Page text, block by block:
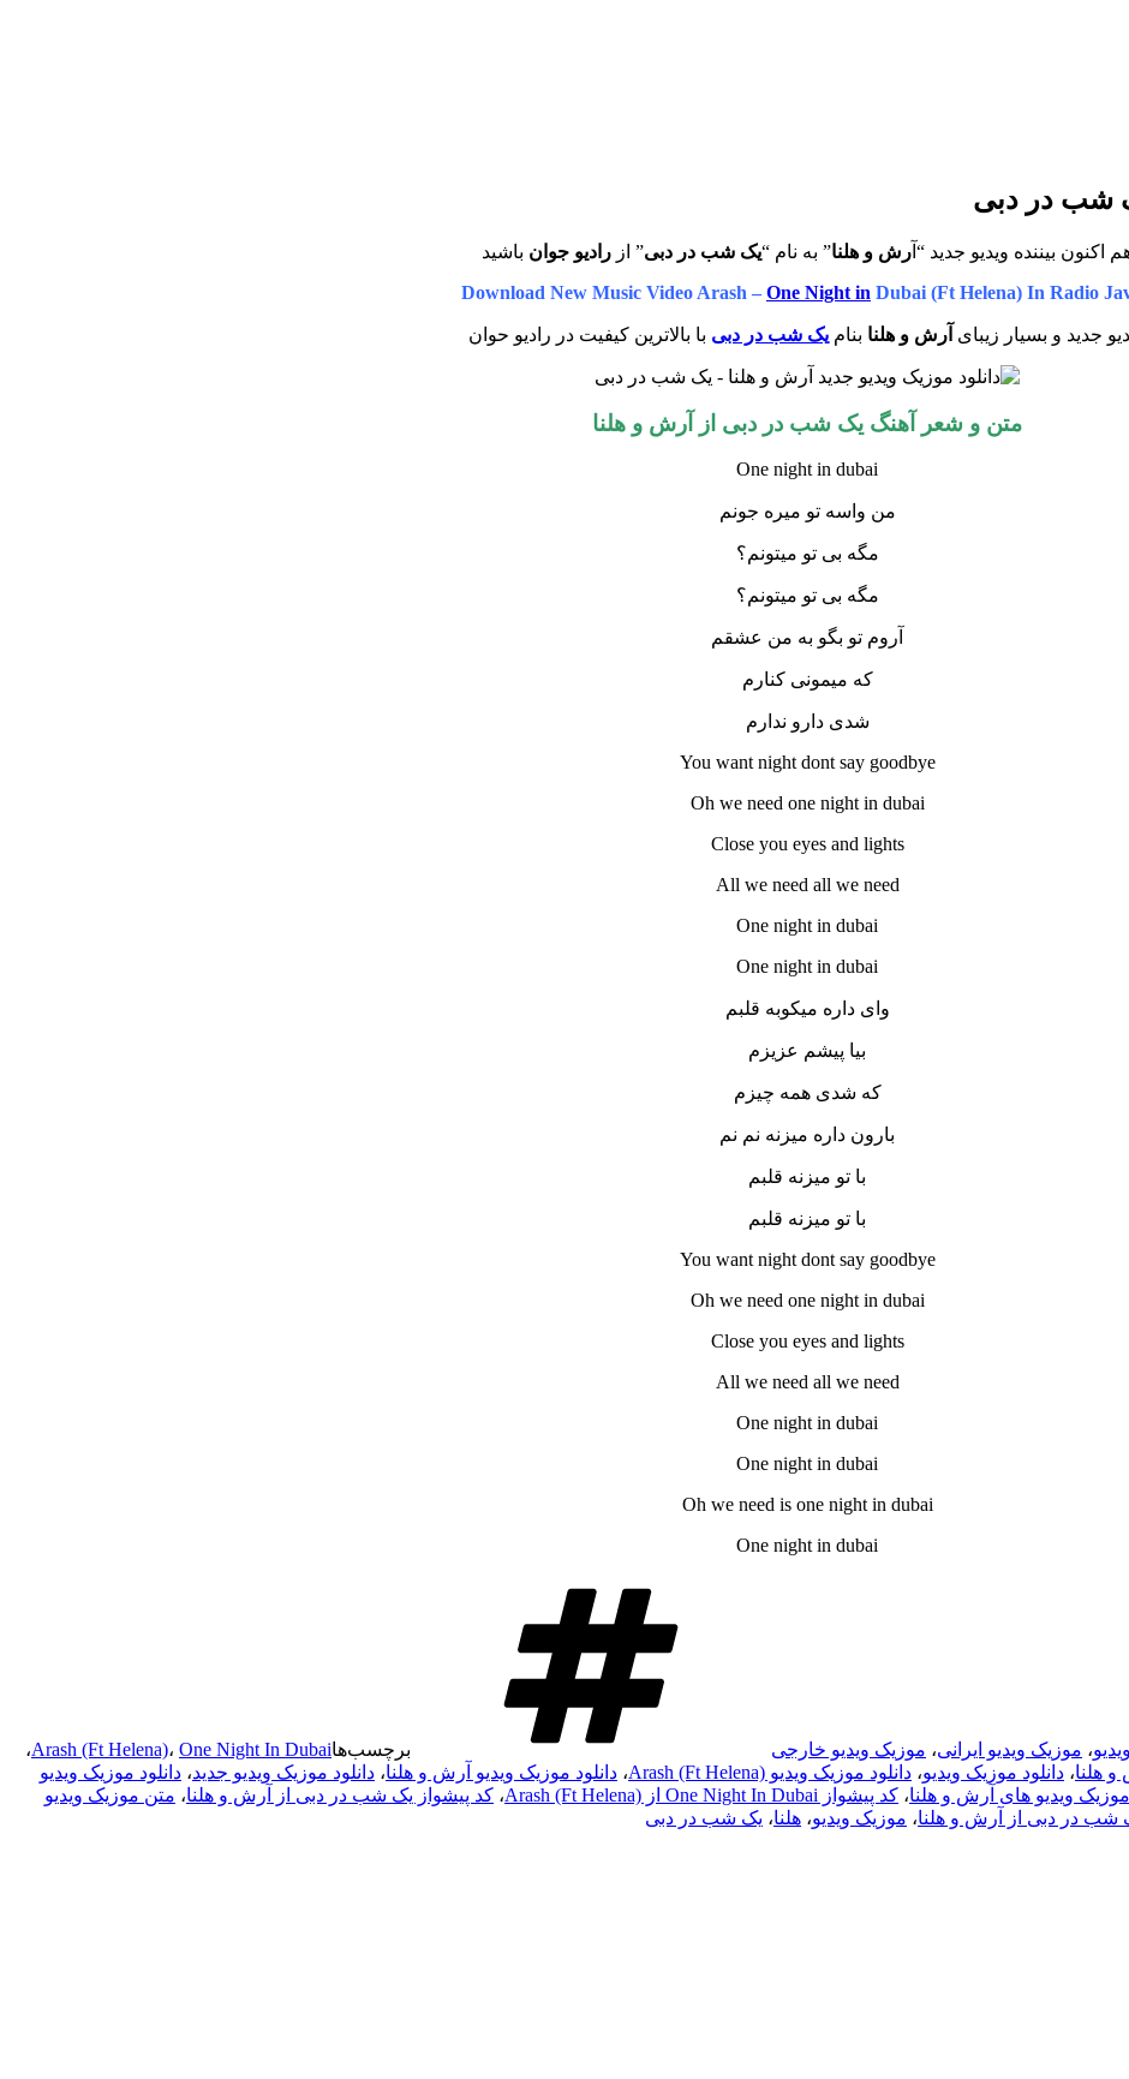
شب در دبی
اکنون بیننده ویدیو جدید “آ رش و هلنا” به نام “یک شب در دبی” از رادیو جوان باشید
Download New Music Video Arash – One Night in Dubai (Ft Helena) In Radio
جدید و بسیار زیبای آرش و هلنا بنام یک شب در دبی با بالاترین کیفیت در رادیو حوان
متن و شعر آهنگ یک شب در دبی از آرش و هلنا
One night in dubai
من واسه تو میره جونم
مگه بی تو میتونم؟
مگه بی تو میتونم؟
آروم تو بگو به من عشقم
که میمونی کنارم
شدی دارو ندارم
You want night dont say goodbye
Oh we need one night in dubai
Close you eyes and lights
All we need all we need
One night in dubai
One night in dubai
وای داره میکوبه قلبم
بیا پیشم عزیزم
که شدی همه چیزم
بارون داره میزنه نم نم
با تو میزنه قلبم
با تو میزنه قلبم
You want night dont say goodbye
Oh we need one night in dubai
Close you eyes and lights
All we need all we need
One night in dubai
One night in dubai
Oh we need is one night in dubai
One night in dubai
، موزیک ویدیو ایرانی، موزیک ویدیو خارجی برچسب‌ها Arash (Ft Helena)، One Night In Dubai
،
هلنا، دانلود موزیک ویدیو، دانلود موزیک ویدیو Arash (Ft Helena) ، دانلود موزیک ویدیو آرش و هلنا، دانلود موزیک ویدیو جدید، دانلود موزیک ویدیو
موزیک ویدیو های آرش و هلنا، کد پیشواز One Night In Dubai از Arash (Ft Helena) ، کد پیشواز یک شب در دبی از آرش و هلنا، متن موزیک ویدیو
شب در دبی از آرش و هلنا، موزیک ویدیو، هلنا، یک شب در دبی